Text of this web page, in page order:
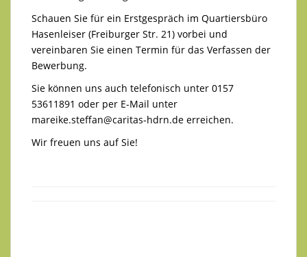
Schauen Sie für ein Erstgespräch im Quartiersbüro
Hasenleiser (Freiburger Str. 21) vorbei und
vereinbaren Sie einen Termin für das Verfassen der
Bewerbung.
Sie können uns auch telefonisch unter 0157
53611891 oder per E-Mail unter
mareike.steffan@caritas-hdrn.de erreichen.
Wir freuen uns auf Sie!